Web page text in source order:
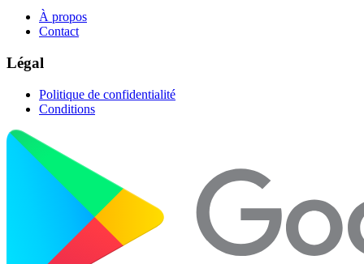
À propos
Contact
Légal
Politique de confidentialité
Conditions